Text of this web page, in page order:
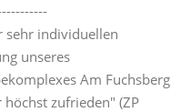
sehr individuellen
unseres
Am Fuchsberg
höchst zufrieden" (ZP